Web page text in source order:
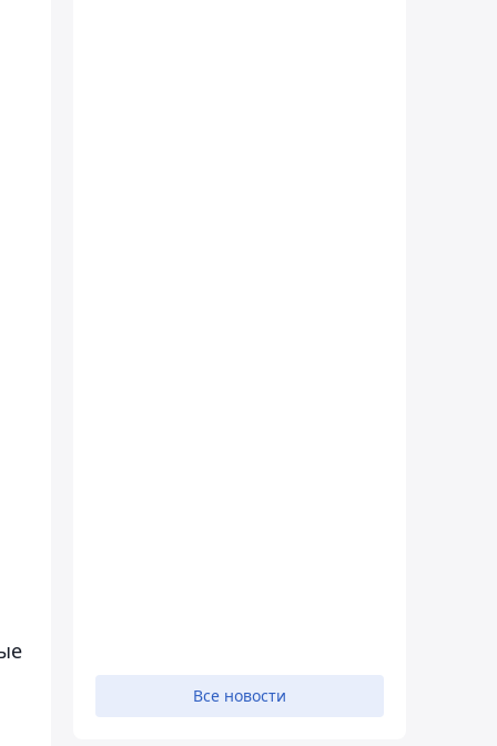
Все новости